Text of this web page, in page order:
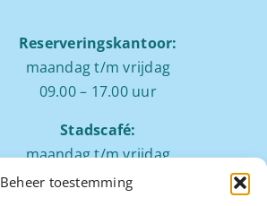
Beheer toestemming
Reserveringskantoor:
maandag t/m vrijdag
09.00 – 17.00 uur
Stadscafé:
maandag t/m vrijdag
tussen 09:00 – 17:00 uur